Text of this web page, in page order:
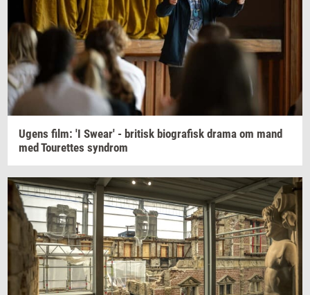
Ugens film: 'I Swear' - bri­tisk bi­o­gra­fisk drama om mand
med Tou­ret­tes syn­drom